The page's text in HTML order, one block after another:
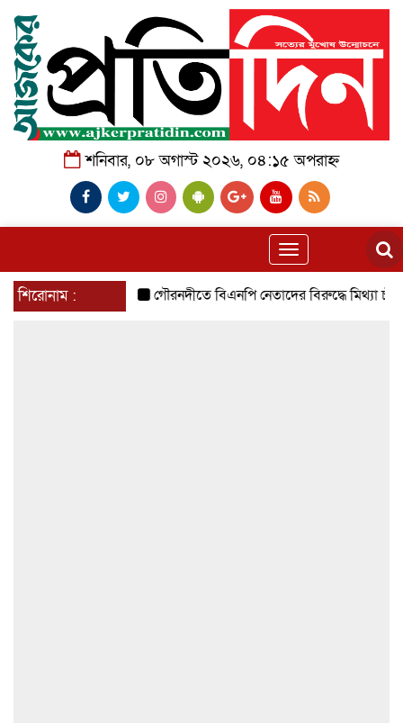
শনিবার, ০৮ অগাস্ট ২০২৬, ০৪:১৫ অপরাহ্ন
Toggle
navigation
শিরোনাম : গৌরনদীতে বিএনপি নেতাদের বিরুদ্ধে মিথ্যা চাঁদা